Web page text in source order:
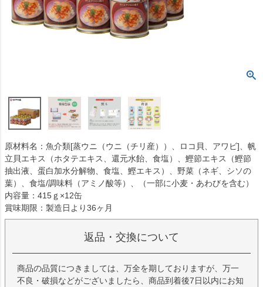
原材料名：魚介類[蒸ウニ（ウニ（チリ産））、ロコ貝、アワビ]、帆
立貝エキス（ホタテエキス、還元水飴、食塩）、鰹節エキス（鰹節
抽出液、蛋白加水分解物、食塩、鰹エキス）、野菜（ネギ、シソの
葉）、食塩/調味料（アミノ酸等）、（一部に小麦・あわびを含む）
内容量：415ｇ×12缶
賞味期限：製造日より36ヶ月
返品・交換について
商品の品質につきましては、万全を期しておりますが、万一
不良・破損などがございましたら、商品到着後7日以内にお知